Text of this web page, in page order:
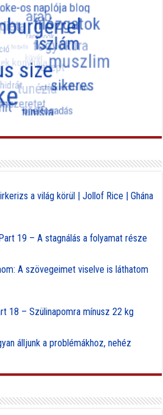
a világ körül | Jollof Rice | Ghána
19 – A stagnálás a folyamat része
A szövegeimet viselve is láthatom
18 – Szülinapomra mínusz 22 kg
álljunk a problémákhoz, nehéz